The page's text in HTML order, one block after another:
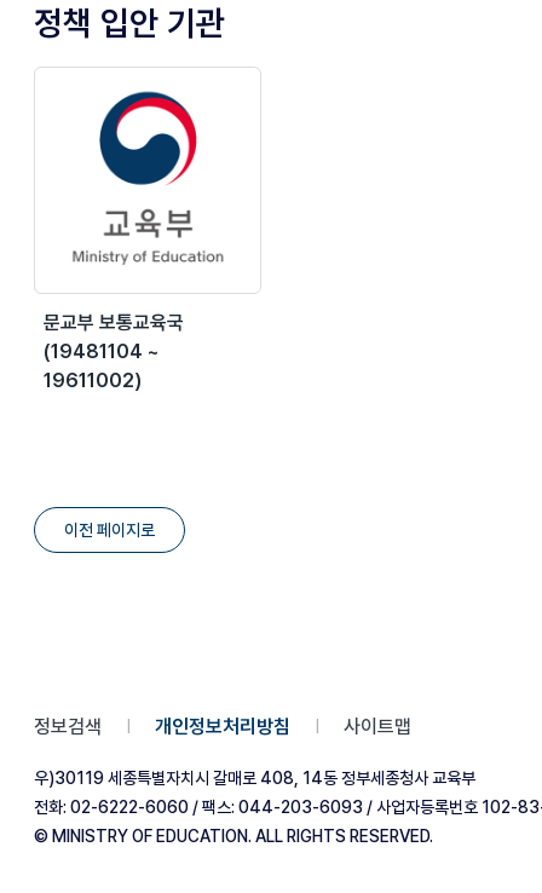
정책 입안 기관
문교부 보통교육국
(19481104 ~
19611002)
이전 페이지로
정보검색 개인정보처리방침 사이트맵
우)30119 세종특별자치시 갈매로 408, 14동 정부세종청사 교육부
전화: 02-6222-6060 / 팩스: 044-203-6093 / 사업자등록번호 102-
© MINISTRY OF EDUCATION. ALL RIGHTS RESERVED.